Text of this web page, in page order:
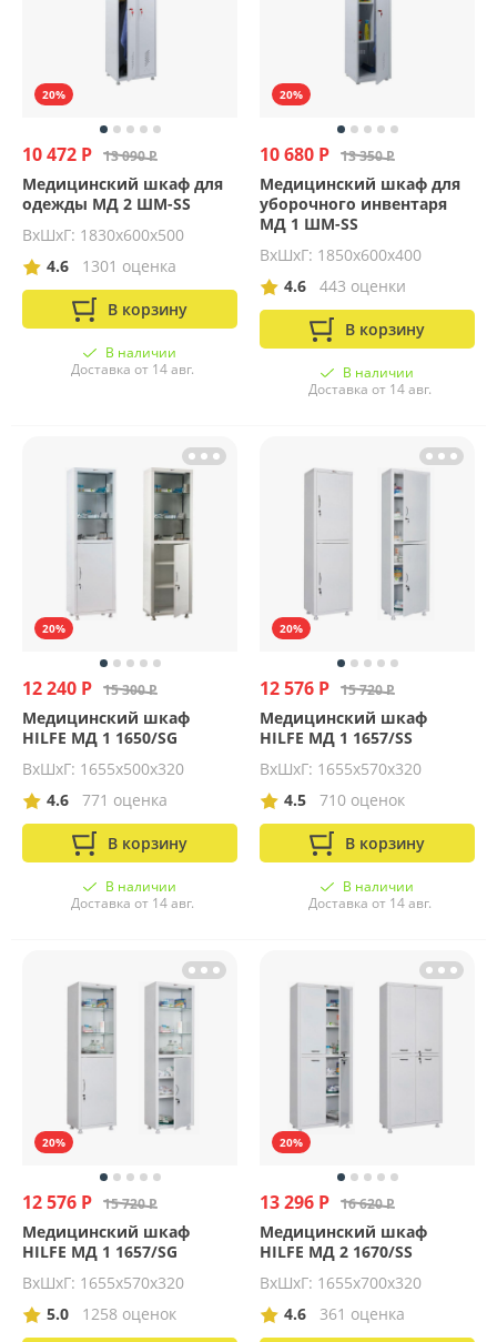
20%
10 472 Р 13 090 Р
Медицинский шкаф для
одежды МД 2 ШМ-SS
ВхШхГ: 1830х600х500
4.6
1301 оценка
В корзину
В наличии
Доставка от 14 авг.
20%
10 680 Р 13 350 Р
Медицинский шкаф для
уборочного инвентаря
МД 1 ШМ-SS
ВхШхГ: 1850х600х400
4.6
443 оценки
В корзину
В наличии
Доставка от 14 авг.
20%
12 240 Р 15 300 Р
Медицинский шкаф
HILFE МД 1 1650/SG
ВхШхГ: 1655х500х320
4.6
771 оценка
В корзину
В наличии
Доставка от 14 авг.
20%
12 576 Р 15 720 Р
Медицинский шкаф
HILFE МД 1 1657/SS
ВхШхГ: 1655х570х320
4.5
710 оценок
В корзину
В наличии
Доставка от 14 авг.
20%
12 576 Р 15 720 Р
Медицинский шкаф
HILFE МД 1 1657/SG
ВхШхГ: 1655х570х320
5.0
1258 оценок
20%
13 296 Р 16 620 Р
Медицинский шкаф
HILFE МД 2 1670/SS
ВхШхГ: 1655х700х320
4.6
361 оценка